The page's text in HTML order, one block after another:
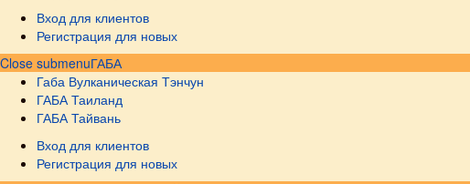
Вход для клиентов
Регистрация для новых
Close submenuГАБА
Габа Вулканическая Тэнчун
ГАБА Таиланд
ГАБА Тайвань
Вход для клиентов
Регистрация для новых